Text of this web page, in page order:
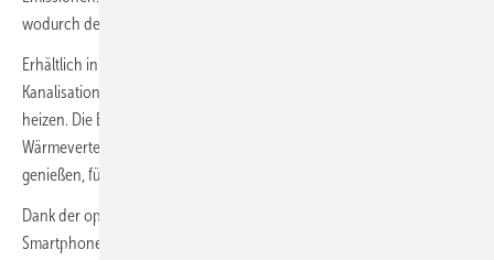
wodurch der Wartungsaufwand minimiert wird.
Erhältlich in zwei Leistungen (6 und 9 kW), kann Vivì mit AirPro2-
Kanalisation ausgestattet werden, um mehrere Räume effizient zu
heizen. Die Belüftung kann völlig ausgeschlossen werden, um die
Wärmeverteilung durch natürliche Strahlung und Konvektion zu
genießen, für eine sanftere und einhüllende Wärme.
Dank der optionalen Connection Box kann Vivì bequem per
Smartphone oder über Sprachbefehle gesteuert werden und bietet